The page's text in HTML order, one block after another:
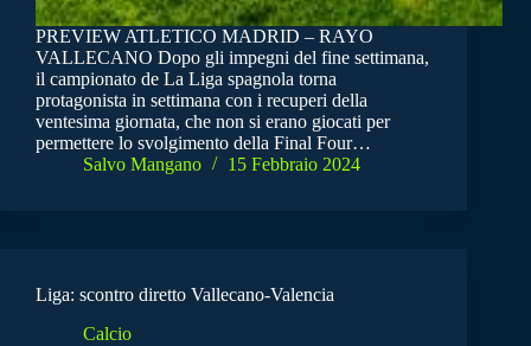
PREVIEW ATLETICO MADRID – RAYO
VALLECANO Dopo gli impegni del fine settimana,
il campionato de La Liga spagnola torna
protagonista in settimana con i recuperi della
ventesima giornata, che non si erano giocati per
permettere lo svolgimento della Final Four…
Salvo Mangano
15 Febbraio 2024
Liga: scontro diretto Vallecano-Valencia
Calcio